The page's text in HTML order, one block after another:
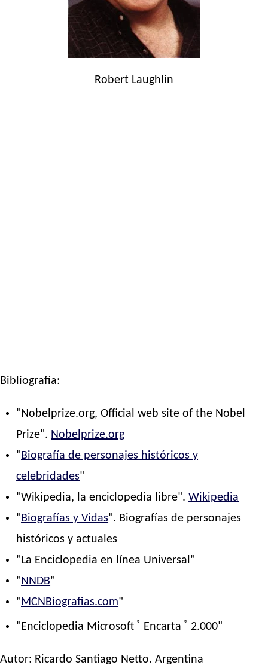
Robert Laughlin
Bibliografía:
"Nobelprize.org, Official web site of the Nobel
Prize". Nobelprize.org
"Biografía de personajes históricos y
celebridades"
"Wikipedia, la enciclopedia libre".Wikipedia
"Biografías y Vidas". Biografías de personajes
históricos y actuales
"La Enciclopedia en línea Universal"
"NNDB"
"MCNBiografias.com"
"Enciclopedia Microsoft ® Encarta ® 2.000"
Autor: Ricardo Santiago Netto. Argentina